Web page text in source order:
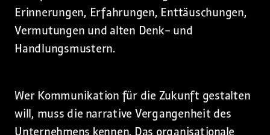
Erinnerungen, Erfahrungen, Enttäuschungen,
Vermutungen und alten Denk- und
Handlungsmustern.
Wer Kommunikation für die Zukunft gestalten
will, muss die narrative Vergangenheit des
Unternehmens kennen. Das organisationale